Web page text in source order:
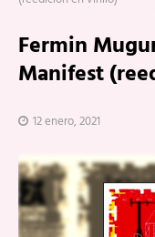
Fermin
Manifest
12 enero, 2021